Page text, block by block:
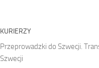
KURIERZY
Przeprowadzki do Szwecji.
Szwecji